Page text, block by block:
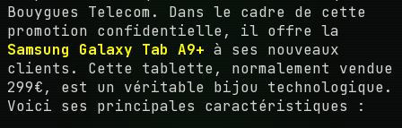
Bouygues Telecom. Dans le cadre de cette
promotion confidentielle, il offre la
Samsung Galaxy Tab A9+ à ses nouveaux
clients. Cette tablette, normalement vendue
299€, est un véritable bijou technologique.
Voici ses principales caractéristiques :